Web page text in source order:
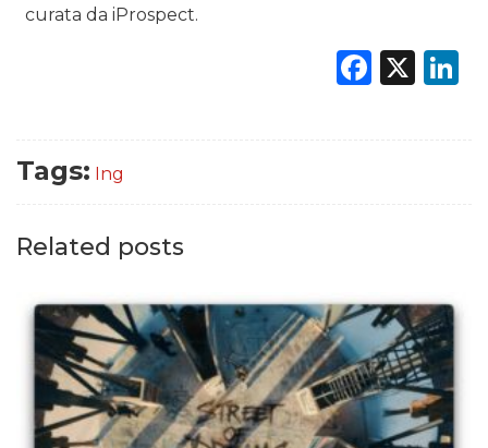
curata da iProspect.
X
Tags: Ing
Related posts